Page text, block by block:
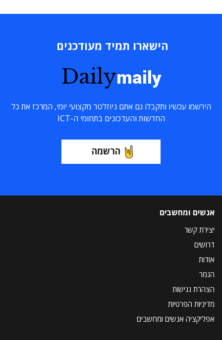
הישארו תמיד מעודכנים
Dailymaily
הירשמו עכשיו ותקבלו גם אתם ניוזלטר מקצועי יומי, המרכז את כל
החדשות והעדכונים בתחומי ה-ICT
הרשמה
אנשים ומחשבים
יצירת קשר
דרושים
אודות
הנמר
הצהרת נגישות
מדיניות הפרטיות
אפליקציה אנשים ומחשבים